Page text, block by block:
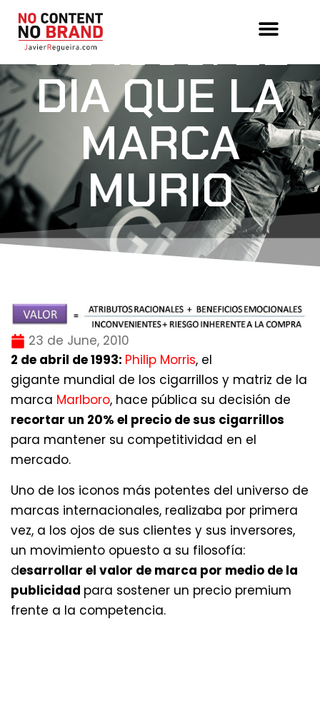
DE 1993: EL
DIA QUE LA
MARCA
MURIO
23 de June, 2010
2 de abril de 1993: Philip Morris, el
gigante mundial de los cigarrillos y matriz de la
marca Marlboro, hace pública su decisión de
recortar un 20% el precio de sus cigarrillos
para mantener su competitividad en el
mercado.
Uno de los iconos más potentes del universo de
marcas internacionales, realizaba por primera
vez, a los ojos de sus clientes y sus inversores,
un movimiento opuesto a su filosofía:
desarrollar el valor de marca por medio de la
publicidad para sostener un precio premium
frente a la competencia.